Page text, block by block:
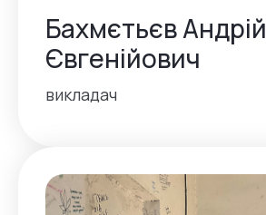
Бахмєтьєв Андрій
Євгенійович
викладач